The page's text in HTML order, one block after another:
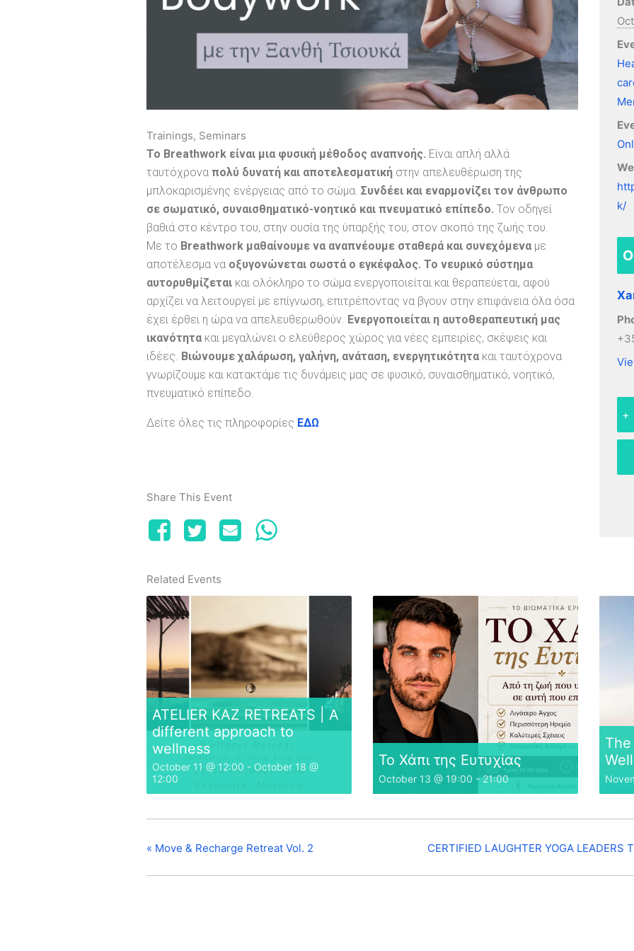
Trainings, Seminars
Το Breathwork είναι μια φυσική μέθοδος αναπνοής. Είναι απλή αλλά
ταυτόχρονα πολύ δυνατή και αποτελεσματική στην απελευθέρωση της
μπλοκαρισμένης ενέργειας από το σώμα. Συνδέει και εναρμονίζει τον άνθρωπο
σε σωματικό, συναισθηματικό-νοητικό και πνευματικό επίπεδο. Τον οδηγεί
βαθιά στο κέντρο του, στην ουσία της ύπαρξής του, στον σκοπό της ζωής του.
Με το Breathwork μαθαίνουμε να αναπνέουμε σταθερά και συνεχόμενα με
αποτέλεσμα να οξυγονώνεται σωστά ο εγκέφαλος. Το νευρικό σύστημα
αυτορυθμίζεται και ολόκληρο το σώμα ενεργοποιείται και θεραπεύεται, αφού
αρχίζει να λειτουργεί με επίγνωση, επιτρέποντας να βγουν στην επιφάνεια όλα όσα
έχει έρθει η ώρα να απελευθερωθούν. Ενεργοποιείται η αυτοθεραπευτική μας
ικανότητα και μεγαλώνει ο ελεύθερος χώρος για νέες εμπειρίες, σκέψεις και
ιδέες. Βιώνουμε χαλάρωση, γαλήνη, ανάταση, ενεργητικότητα και ταυτόχρονα
γνωρίζουμε και κατακτάμε τις δυνάμεις μας σε φυσικό, συναισθηματικό, νοητικό,
πνευματικό επίπεδο.
Δείτε όλες τις πληροφορίες ΕΔΩ
Share This Event
k/
+
Related Events
ATELIER KAZ RETREATS | A
different approach to
wellness
October 11 @ 12:00 - October 18 @
12:00
Το Χάπι της Ευτυχίας
October 13 @ 19:00 -21:00
« Move & Recharge Retreat Vol. 2 CERTIFIED LAUGHTER YOGA LEADERS